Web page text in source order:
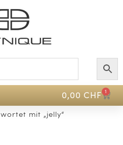
0,00 CHF 1
mit „jelly“